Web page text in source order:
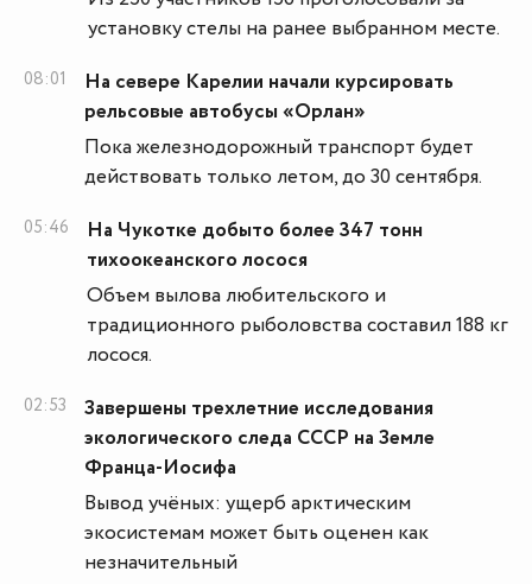
установку стелы на ранее выбранном месте.
08:01
На севере Карелии начали курсировать
рельсовые автобусы «Орлан»
Пока железнодорожный транспорт будет
действовать только летом, до 30 сентября.
05:46
На Чукотке добыто более 347 тонн
тихоокеанского лосося
Объем вылова любительского и
традиционного рыболовства составил 188 кг
лосося.
02:53
Завершены трехлетние исследования
экологического следа СССР на Земле
Франца-Иосифа
Вывод учёных: ущерб арктическим
экосистемам может быть оценен как
незначительный